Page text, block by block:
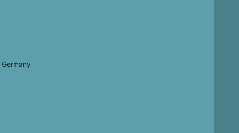
Germany